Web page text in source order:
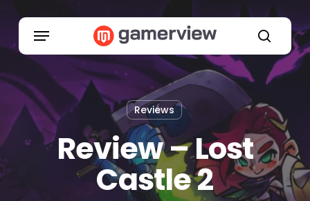
main
content
search
Menu
Reviews
Review – Lost
Castle 2